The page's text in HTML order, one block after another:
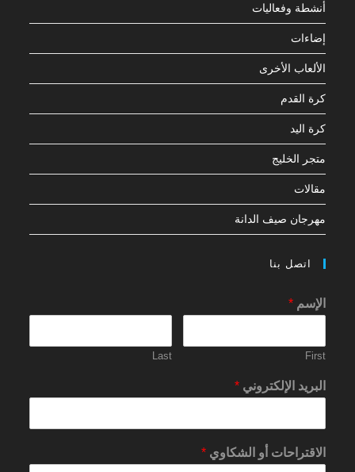
أنشطة وفعاليات
إضاءات
الألعاب الأخرى
كرة القدم
كرة اليد
متجر الخليج
مقالات
مهرجان صيف الدانة
اتصل بنا
الإسم*
First
Last
البريد الإلكتروني*
الاقتراحات أو الشكاوي*